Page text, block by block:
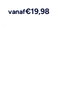
Reguliere
vanaf€19,98